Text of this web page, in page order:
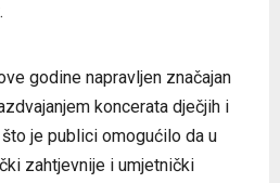
godine napravljen značajan
koncerata dječjih i
je publici omogućilo da u
zahtjevnije i umjetnički